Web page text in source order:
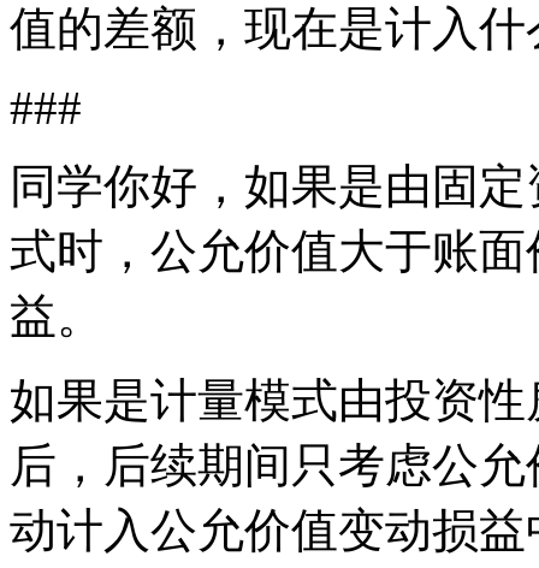
值的差额，现在是计入什
###
同学你好，如果是由固
式时，公允价值大于账
益。
如果是计量模式由投资
后，后续期间只考虑公
动计入公允价值变动损益